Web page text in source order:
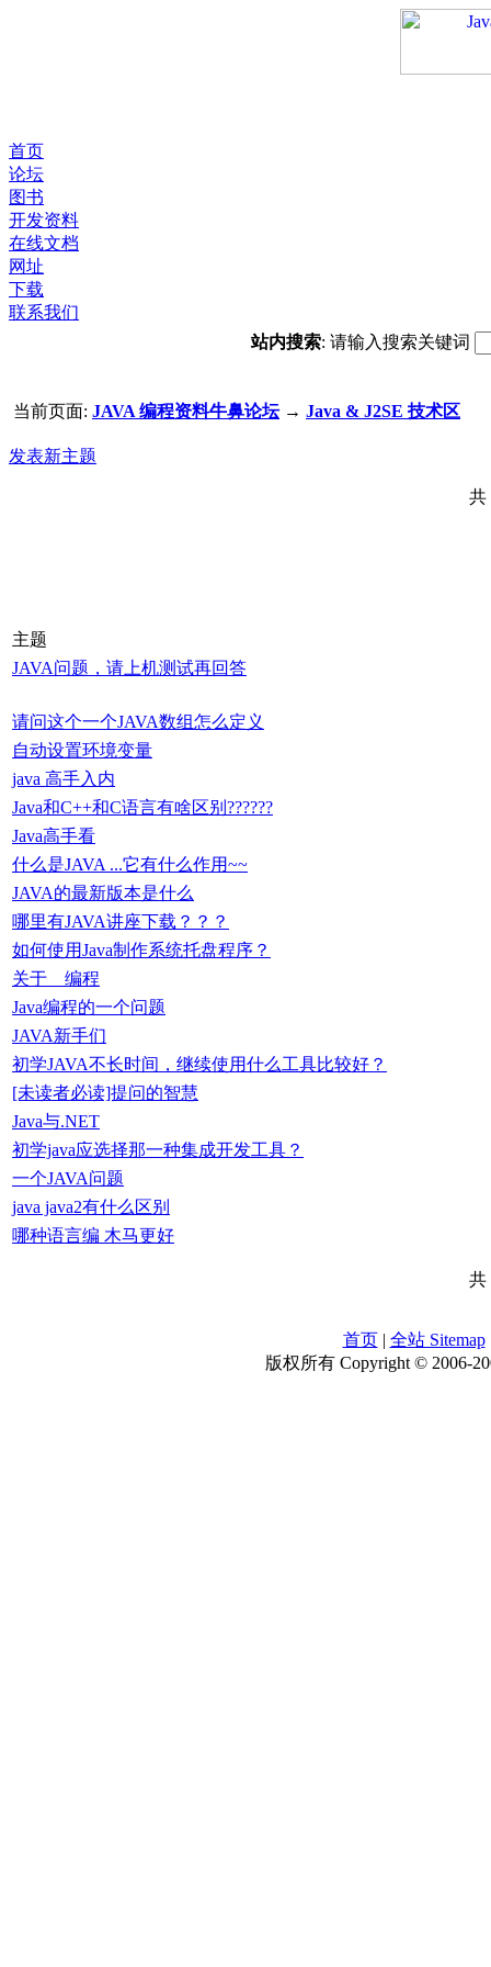
首页
论坛
图书
开发资料
在线文档
网址
下载
联系我们
站内搜索: 请输入搜索关键词
当前页面: JAVA 编程资料牛鼻论坛→ Java & J2SE 技术区
发表新主题
共
主题
JAVA问题，请上机测试再回答
请问这个一个JAVA数组怎么定义
自动设置环境变量
java 高手入内
Java和C++和C语言有啥区别??????
Java高手看
什么是JAVA ...它有什么作用~~
JAVA的最新版本是什么
哪里有JAVA讲座下载？？？
如何使用Java制作系统托盘程序？
关于 编程
Java编程的一个问题
JAVA新手们
初学JAVA不长时间，继续使用什么工具比较好？
[未读者必读]提问的智慧
Java与.NET
初学java应选择那一种集成开发工具？
一个JAVA问题
java java2有什么区别
哪种语言编 木马更好
共
首页| 全站 Sitemap
版权所有 Copyright © 2006-